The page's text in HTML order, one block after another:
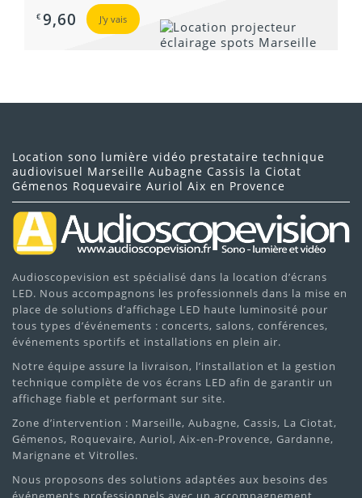
€ 9,60 J'y vais
Location sono lumière vidéo prestataire technique
audiovisuel Marseille Aubagne Cassis la Ciotat
Gémenos Roquevaire Auriol Aix en Provence
Audioscopevision est spécialisé dans la location d’écrans
LED. Nous accompagnons les professionnels dans la mise en
place de solutions d’affichage LED haute luminosité pour
tous types d’événements : concerts, salons, conférences,
événements sportifs et installations en plein air.
Notre équipe assure la livraison, l’installation et la gestion
technique complète de vos écrans LED afin de garantir un
affichage fiable et performant sur site.
Zone d’intervention : Marseille, Aubagne, Cassis, La Ciotat,
Gémenos, Roquevaire, Auriol, Aix-en-Provence, Gardanne,
Marignane et Vitrolles.
Nous proposons des solutions adaptées aux besoins des